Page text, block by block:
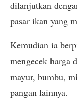
dilanjutkan
pasar ikan yang
Kemudian ia
mengecek harga
mayur, bumbu,
pangan lainnya.